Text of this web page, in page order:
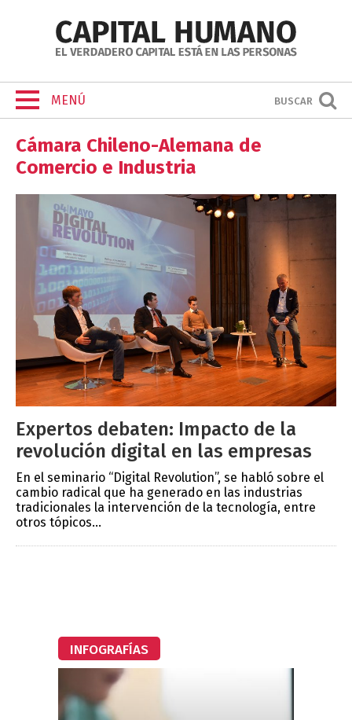
MENÚ BUSCAR
Cámara Chileno-Alemana de
Comercio e Industria
Expertos debaten: Impacto de la
revolución digital en las empresas
En el seminario “Digital Revolution”, se habló sobre el
cambio radical que ha generado en las industrias
tradicionales la intervención de la tecnología, entre
otros tópicos...
INFOGRAFÍAS